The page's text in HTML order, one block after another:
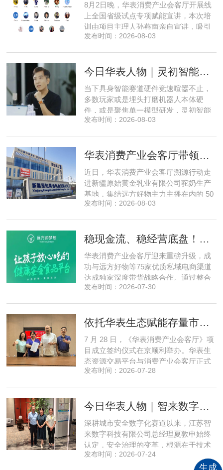
生成
创始人、CEO 陈震纵观当前具
8月2日晚，华表消费产业会客厅开展线
上全国省级试点专项赋能宣讲，本次培
训由项目主理人孙燕南亲自宣讲，吸引
了来自贵州、河北、北京、天津、常
间盘活、私域变现、稳现金流搭建、试
现状，深度剖析行业双重发展困境
发布时间：2026-08-03
今日华表人物｜灵初智能CEO王启斌：押注千万级数据解锁具身智能质变
当下具身智能赛道硬件竞速喧嚣不止，
多数玩家或是埋头打磨机器人本体硬
件，或是聚焦单一模型研发，灵初智能
自创立之初便守住初心，以自研操作大
能创始人王启斌，拆解其从创立第一天
数据规模才是决定行业拐点的核心
发布时间：2026-08-03
华表消费产业会客厅带领私域直播团队走进新疆原始黄金乳业，溯源新疆好驼奶
近日，华表消费产业会客厅溯源行动走
进新疆原始黄金乳业有限公司驼奶生产
基地，集结远方好物主力主播在内的 50
位头部私域主播组团深入工厂一线实地
源同步联动，以沉浸式实景打卡、全流
式，全方位拆解新疆优质驼奶
发布时间：2026-08-03
稳现金流、稳经营底盘！华表消费产业会客厅携手75家头部私域电商渠道赋能地产存量空间，打造消费产业新基建
华表消费产业会客厅迎来重磅升级，成
功与远方好物等75家优质私域电商渠道
达成独家深度带货战略合作。通过整合
全网顶尖私域资源，项目搭建起全国性
矩阵，核心竞争力与行业影响力实现跨
实体经济长效发展注入全新动能
发布时间：2026-07-30
依托华表生态赋能存量市场《华表消费产业会客厅》项目签约落地
7 月 28 日，《华表消费产业会客厅》项
目成立签约仪式在京顺利举办。华表生
态资源交易平台与消费产业会客厅正式
签署合作协议，标志着立足华表生态资
源交易平台董事长吴海花，消费产业会
资管理有限公司总经理孙燕南
发布时间：2026-07-28
今日华表人物｜智来数字总经理夏敦申：探寻城市风险 AI 防控创新之路
深耕城市安全数字化赛道以来，江苏智
来数字科技有限公司总经理夏敦申始终
认定，安全治理的变革，根源在于技术
模式的革新。在他看来，智慧消防不只
是简单的设备智能化，而是打通感知、
发布时间：2026-07-24